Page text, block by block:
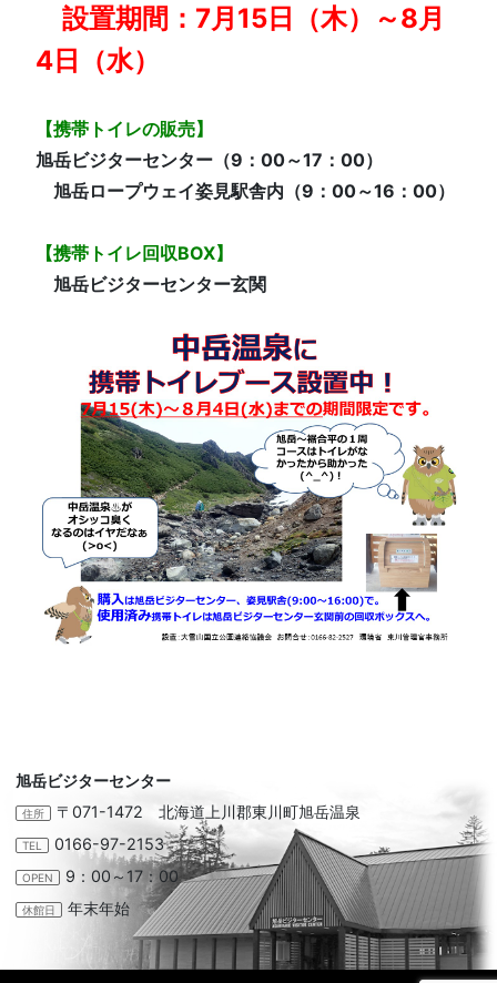
設置期間：7月15日（木）～8月
4日（水）
【携帯トイレの販売】
旭岳ビジターセンター（9：00～17：00）
旭岳ロープウェイ姿見駅舎内（9：00～16：00）
【携帯トイレ回収BOX】
旭岳ビジターセンター玄関
旭岳ビジターセンター
住所 〒071-1472 北海道上川郡東川町旭岳温泉
TEL 0166-97-2153
OPEN 9：00～17：00
休館日 年末年始